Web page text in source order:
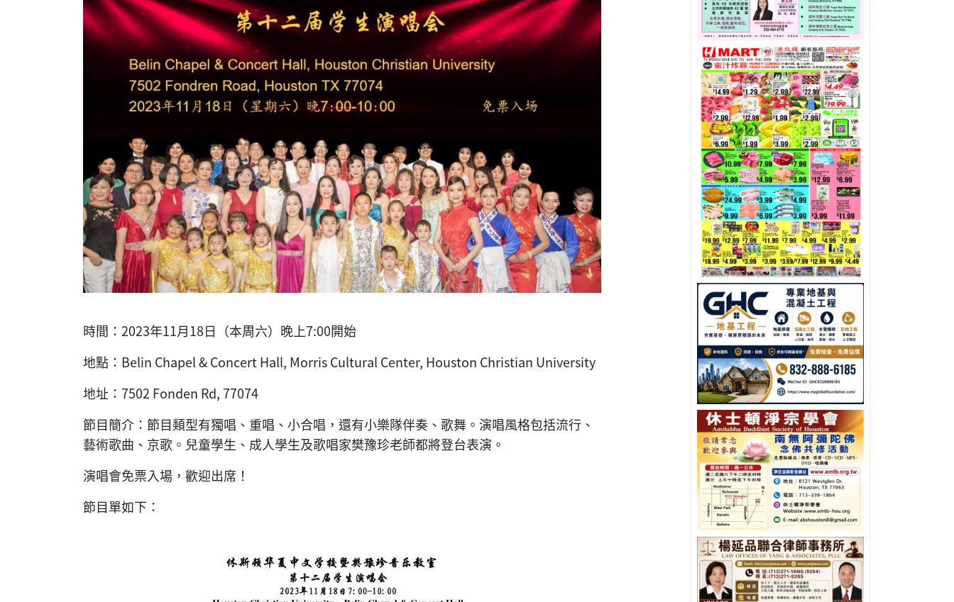
時間： 2023年11月18日（本周六）晚上7:00開始
地點：Belin Chapel & Concert Hall, Morris Cultural Center, Houston Christian University
地址：7502 Fonden Rd, 77074
節目簡介：節目類型有獨唱、重唱、小合唱，還有小樂隊伴奏、歌舞。演唱風格包括流行、
藝術歌曲、京歌。兒童學生、成人學生及歌唱家樊豫珍老師都將登台表演。
演唱會免票入場，歡迎出席！
節目單如下：